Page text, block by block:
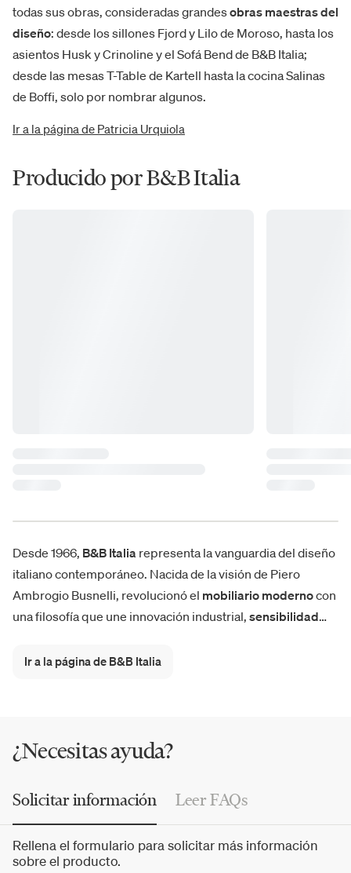
todas sus obras, consideradas grandesobras maestras del
diseño: desde los sillones Fjord y Lilo de Moroso, hasta los
asientos Husk y Crinoline y el Sofá Bend de B&B Italia;
desde las mesas T-Table de Kartell hasta la cocina Salinas
de Boffi, solo por nombrar algunos.
Ir a la página de Patricia Urquiola
Producido por B&B Italia
Desde 1966, B&B Italia representa la vanguardia del diseño
italiano contemporáneo. Nacida de la visión de Piero
Ambrogio Busnelli, revolucionó el mobiliario modernocon
una filosofía que une innovación industrial, sensibilidad
Charles,Up,Le Bambole,Papilio
Ir a la página de B&B Italia
¿Necesitas ayuda?
Solicitar información Leer FAQs
Rellena el formulario para solicitar más información
sobre el producto.